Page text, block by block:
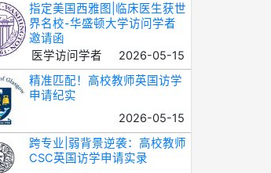
指定美国西雅图|临床医生获世
界名校-华盛顿大学访问学者
邀请函
医学访问学者
2026-05-15
精准匹配！高校教师英国访学
申请纪实
2026-05-15
跨专业|弱背景逆袭：高校教师
CSC英国访学申请实录